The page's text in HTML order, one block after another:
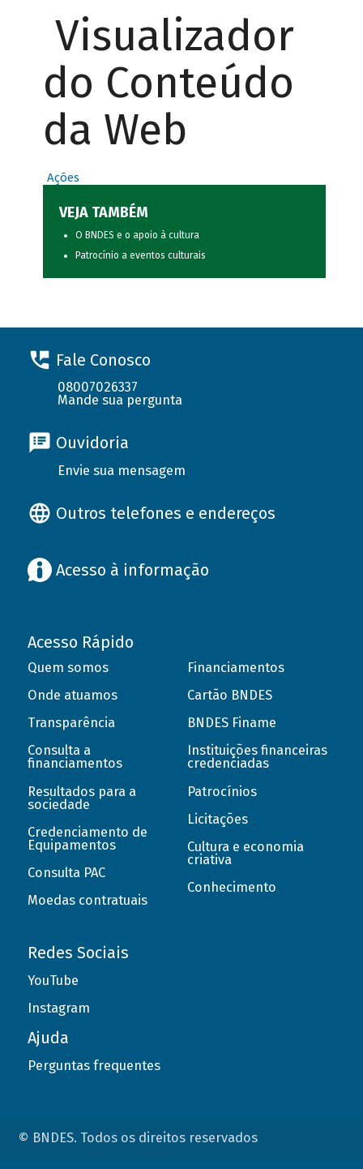
Visualizador
do Conteúdo
da Web
Ações
VEJA TAMBÉM
O BNDES e o apoio à cultura
Patrocínio a eventos culturais
Fale Conosco
08007026337
Mande sua pergunta
Ouvidoria
Envie sua mensagem
Outros telefones e endereços
Acesso à informação
Acesso Rápido
Quem somos
Onde atuamos
Transparência
Consulta a
financiamentos
Resultados para a
sociedade
Credenciamento de
Equipamentos
Consulta PAC
Moedas contratuais
Financiamentos
Cartão BNDES
BNDES Finame
Instituições financeiras
credenciadas
Patrocínios
Licitações
Cultura e economia
criativa
Conhecimento
Redes Sociais
YouTube
Instagram
Ajuda
Perguntas frequentes
© BNDES. Todos os direitos reservados